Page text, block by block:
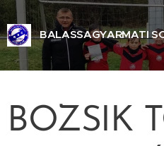
BALASSAGYARMATI
ALASSAGYARMATI
BOZSIK